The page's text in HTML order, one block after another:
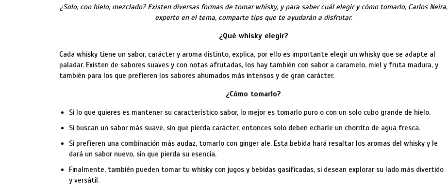
¿Solo, con hielo, mezclado? Existen diversas formas de tomar whisky, y para saber cuál elegir y cómo tomarlo, Carlos Neira,
experto en el tema, comparte tips que te ayudarán a disfrutar.
¿Qué whisky elegir?
Cada whisky tiene un sabor, carácter y aroma distinto, explica, por ello es importante elegir un whisky que se adapte al
paladar. Existen de sabores suaves y con notas afrutadas, los hay también con sabor a caramelo, miel y fruta madura, y
también para los que prefieren los sabores ahumados más intensos y de gran carácter.
¿Cómo tomarlo?
Si lo que quieres es mantener su característico sabor, lo mejor es tomarlo puro o con un solo cubo grande de hielo.
Si buscan un sabor más suave, sin que pierda carácter, entonces solo deben echarle un chorrito de agua fresca.
Si prefieren una combinación más audaz, tomarlo con ginger ale. Esta bebida hará resaltar los aromas del whisky y le
dará un sabor nuevo, sin que pierda su esencia.
Finalmente, también pueden tomar tu whisky con jugos y bebidas gasificadas, si desean explorar su lado más divertido
y versátil.